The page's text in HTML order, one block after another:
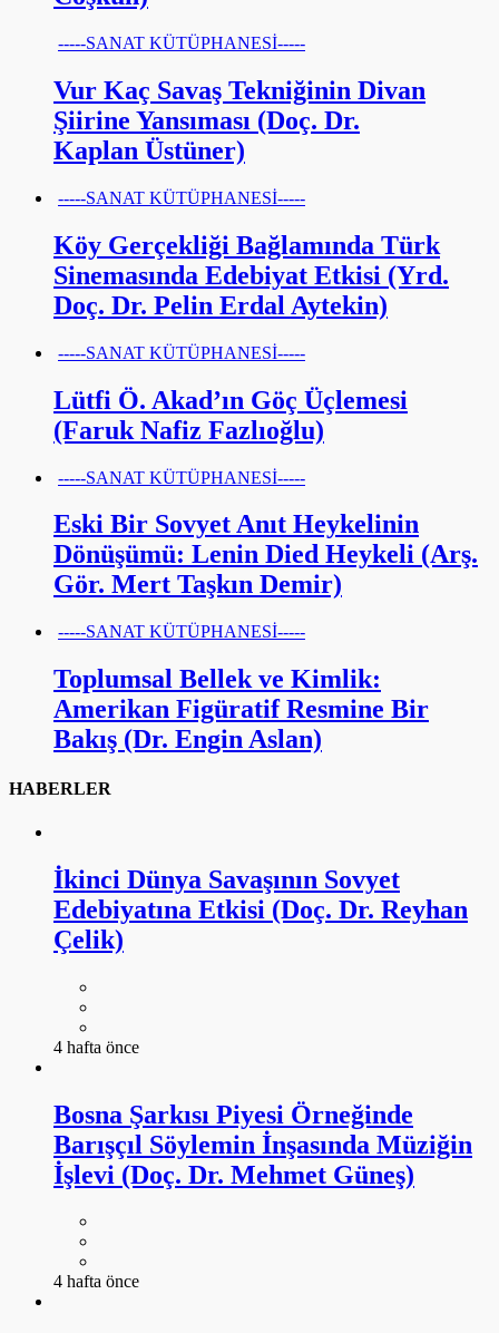
-----SANAT KÜTÜPHANESİ-----
Vur Kaç Savaş Tekniğinin Divan
Şiirine Yansıması (Doç. Dr.
Kaplan Üstüner)
-----SANAT KÜTÜPHANESİ-----
Köy Gerçekliği Bağlamında Türk
Sinemasında Edebiyat Etkisi (Yrd.
Doç. Dr. Pelin Erdal Aytekin)
-----SANAT KÜTÜPHANESİ-----
Lütfi Ö. Akad’ın Göç Üçlemesi
(Faruk Nafiz Fazlıoğlu)
-----SANAT KÜTÜPHANESİ-----
Eski Bir Sovyet Anıt Heykelinin
Dönüşümü: Lenin Died Heykeli (Arş.
Gör. Mert Taşkın Demir)
-----SANAT KÜTÜPHANESİ-----
Toplumsal Bellek ve Kimlik:
Amerikan Figüratif Resmine Bir
Bakış (Dr. Engin Aslan)
HABERLER
İkinci Dünya Savaşının Sovyet
Edebiyatına Etkisi (Doç. Dr. Reyhan
Çelik)
4 hafta önce
Bosna Şarkısı Piyesi Örneğinde
Barışçıl Söylemin İnşasında Müziğin
İşlevi (Doç. Dr. Mehmet Güneş)
4 hafta önce